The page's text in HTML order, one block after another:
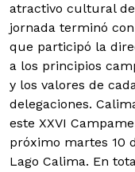
atractivo cultural
jornada terminó
que participó la
a los principios
y los valores de
delegaciones.
este XXVI
próximo martes 10
Lago Calima. En